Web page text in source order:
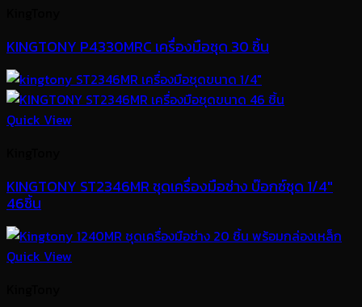
KINGTONY P4330MRC เครื่องมือชุด 30 ชิ้น
Quick View
KINGTONY ST2346MR ชุดเครื่องมือช่าง บ๊อกซ์ชุด 1/4″
46ชิ้น
Quick View